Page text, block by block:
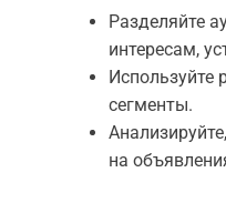
Разделяйте
интересам,
Используйте
сегменты.
на